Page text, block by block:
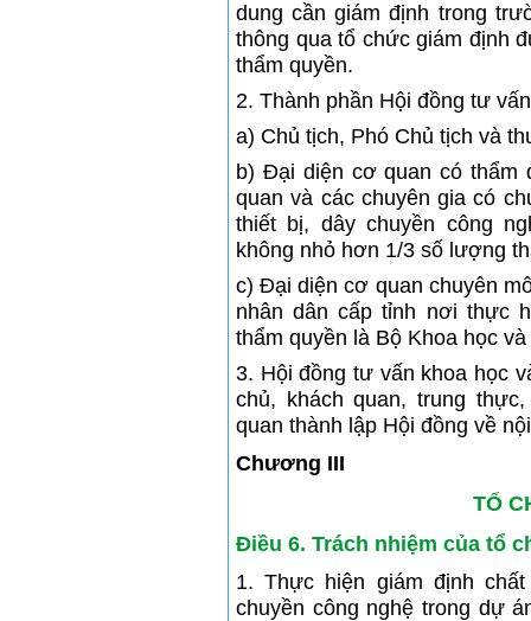
dung cần giám định trong
thông qua tổ chức giám định
thẩm quyền.
2. Thành phần Hội đồng tư
a) Chủ tịch, Phó Chủ tịch và
b) Đại diện cơ quan có thẩm
quan và các chuyên gia có
thiết bị, dây chuyền công
không nhỏ hơn 1/3 số lượng
c) Đại diện cơ quan chuyên
nhân dân cấp tỉnh nơi thực
thẩm quyền là Bộ Khoa học
3. Hội đồng tư vấn khoa học
chủ, khách quan, trung
quan thành lập Hội đồng về
Chương III
TỔ
Điều 6. Trách nhiệm của tổ
1. Thực hiện giám định
chuyền công nghệ trong dự